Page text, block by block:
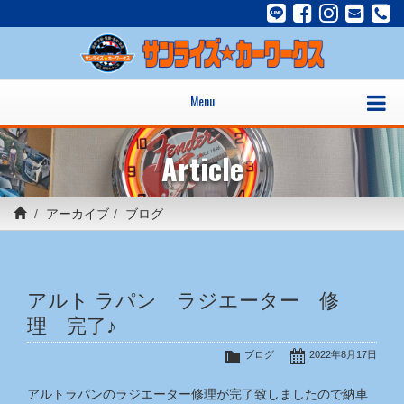
Menu
Article
アーカイブ ブログ
アルト ラパン ラジエーター 修
理 完了♪
2022年8月17日
ブログ
アルトラパンのラジエーター修理が完了致しましたので納車